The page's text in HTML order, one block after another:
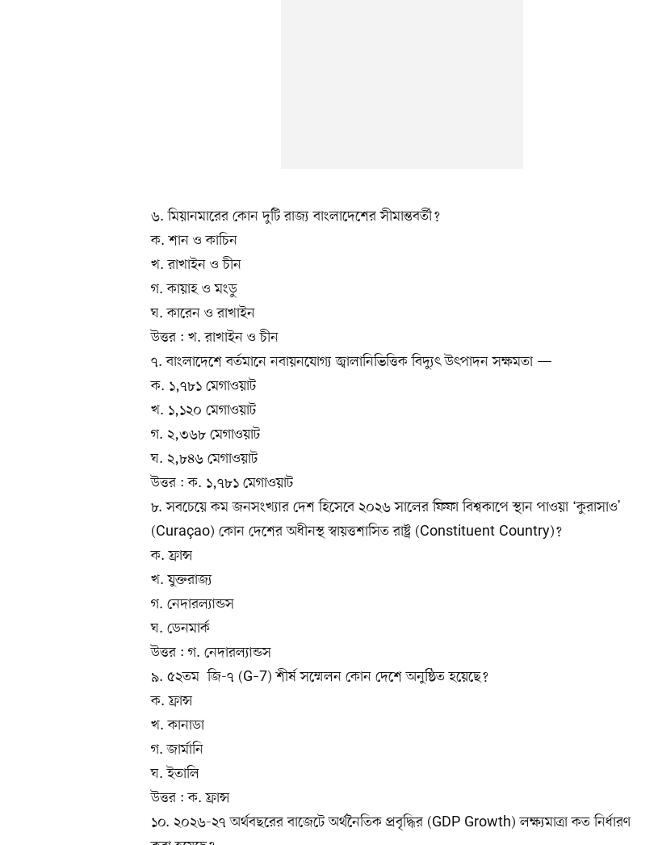
৬. মিয়ানমারের কোন দুটি রাজ্য বাংলাদেশের সীমান্তবর্তী?
ক. শান ও কাচিন
খ. রাখাইন ও চীন
গ. কায়াহ ও মংডু
ঘ. কারেন ও রাখাইন
উত্তর : খ. রাখাইন ও চীন
৭. বাংলাদেশে বর্তমানে নবায়নযোগ্য জ্বালানিভিত্তিক বিদ্যুৎ উৎপাদন সক্ষমতা —
ক. ১,৭৮১ মেগাওয়াট
খ. ১,১২০ মেগাওয়াট
গ. ২,৩৬৮ মেগাওয়াট
ঘ. ২,৮৪৬ মেগাওয়াট
উত্তর : ক. ১,৭৮১ মেগাওয়াট
৮. সবচেয়ে কম জনসংখ্যার দেশ হিসেবে ২০২৬ সালের ফিফা বিশ্বকাপে স্থান পাওয়া ‘কুরাসাও’
(Curaçao) কোন দেশের অধীনস্থ স্বায়ত্তশাসিত রাষ্ট্র (Constituent Country)?
ক. ফ্রান্স
খ. যুক্তরাজ্য
গ. নেদারল্যান্ডস
ঘ. ডেনমার্ক
উত্তর : গ. নেদারল্যান্ডস
৯. ৫২তম জি-৭ (G–7) শীর্ষ সম্মেলন কোন দেশে অনুষ্ঠিত হয়েছে?
ক. ফ্রান্স
খ. কানাডা
গ. জার্মানি
ঘ. ইতালি
উত্তর : ক. ফ্রান্স
১০. ২০২৬-২৭ অর্থবছরের বাজেটে অর্থনৈতিক প্রবৃদ্ধির (GDP Growth) লক্ষ্যমাত্রা কত নির্ধারণ